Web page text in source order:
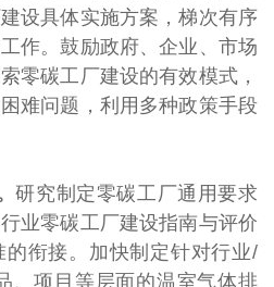
设具体实施方案，梯次有序
作。鼓励政府、企业、市场
零碳工厂建设的有效模式，
难问题，利用多种政策手段
研究制定零碳工厂通用要求
业零碳工厂建设指南与评价
衔接。加快制定针对行业/
、项目等层面的温室气体排